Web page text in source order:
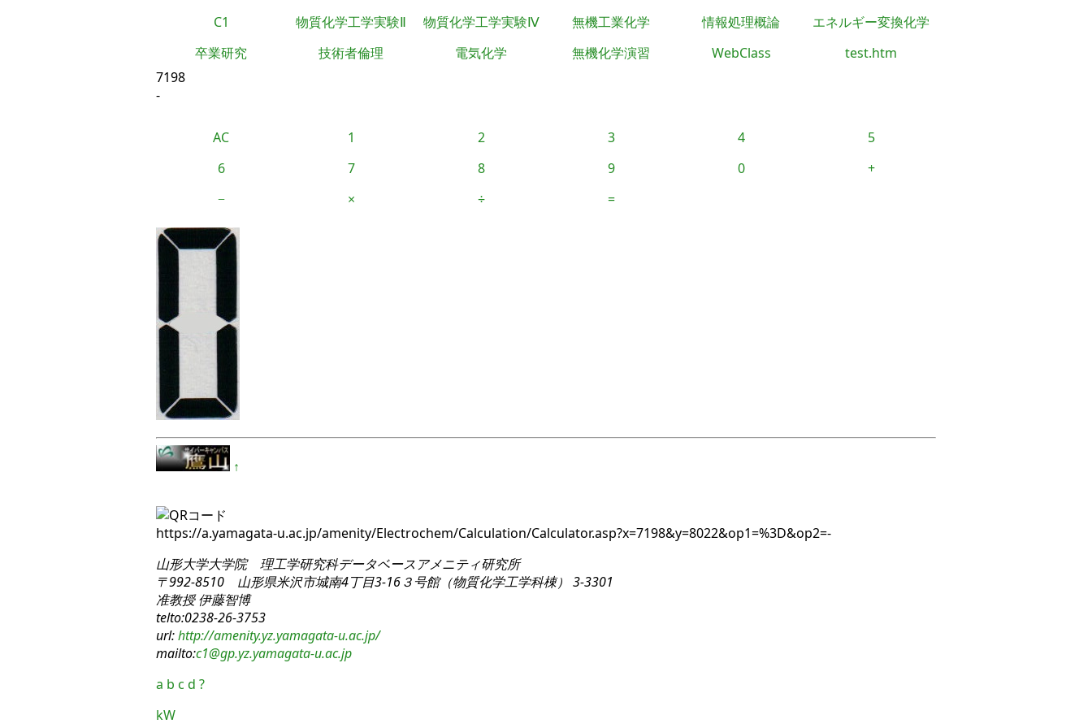
C1 物質化学工学実験Ⅱ 物質化学工学実験Ⅳ 無機工業化学 情報処理概論
エネルギー変換化学
卒業研究
技術者倫理 電気化学 無機化学演習 WebClass
test.htm
7198
-
AC 1 2 3 4
5
6
7 8 9 0
+
−
× ÷ =
↑
https://a.yamagata-u.ac.jp/amenity/Electrochem/Calculation/Calculator.asp?x=7198&y=8022&op1=%3D&op2=-
山形大学大学院 理工学研究科データベースアメニティ研究所
〒992-8510 山形県米沢市城南4丁目3-16３号館（物質化学工学科棟） 3-3301
准教授 伊藤智博
telto:0238-26-3753
url:http://amenity.yz.yamagata-u.ac.jp/
mailto:c1@gp.yz.yamagata-u.ac.jp
a b c d ?
kW